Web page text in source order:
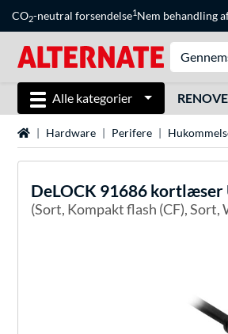
CO2-neutral forsendelse1Nem behandling
Alle kategorier
StartsideHardware Perifere
DeLOCK 91686 kortlæser
(Sort, Kompakt flash (CF), Sort,